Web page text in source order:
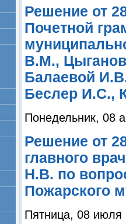
Решение от
Почетной
В.М.,
Балаевой
Беслер И.С.,
Понедельник, 08
Решение от
главного
Н.В. по
Пожарского
Пятница, 08 июля